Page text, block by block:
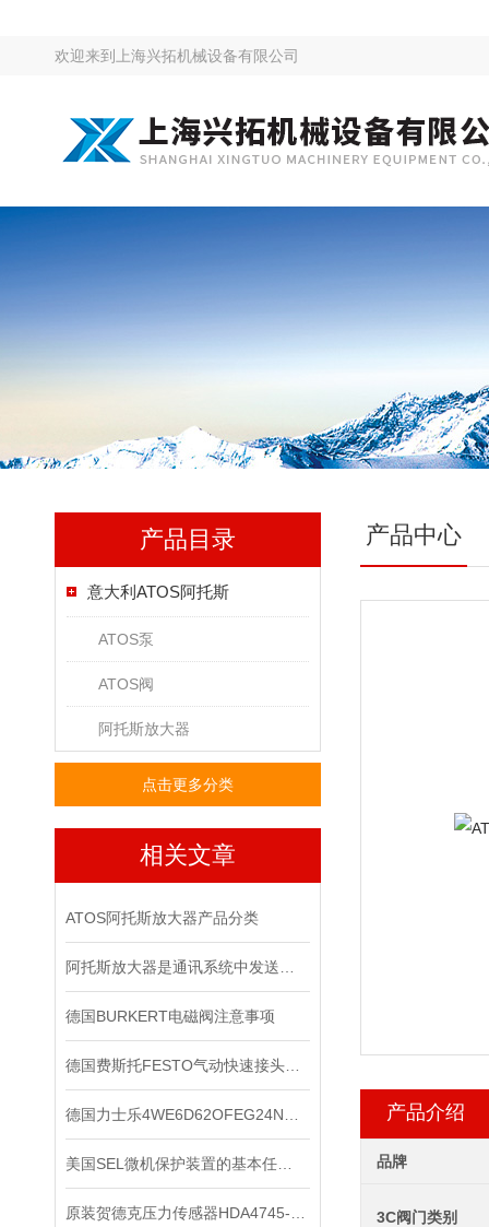
欢迎来到 上海兴拓机械设备有限公司
产品目录
意大利ATOS阿托斯
ATOS泵
ATOS阀
阿托斯放大器
点击更多分类
相关文章
ATOS阿托斯放大器产品分类
德国BURKERT电磁阀注意事项
产品中心
产品介绍
品牌
3C阀门类别